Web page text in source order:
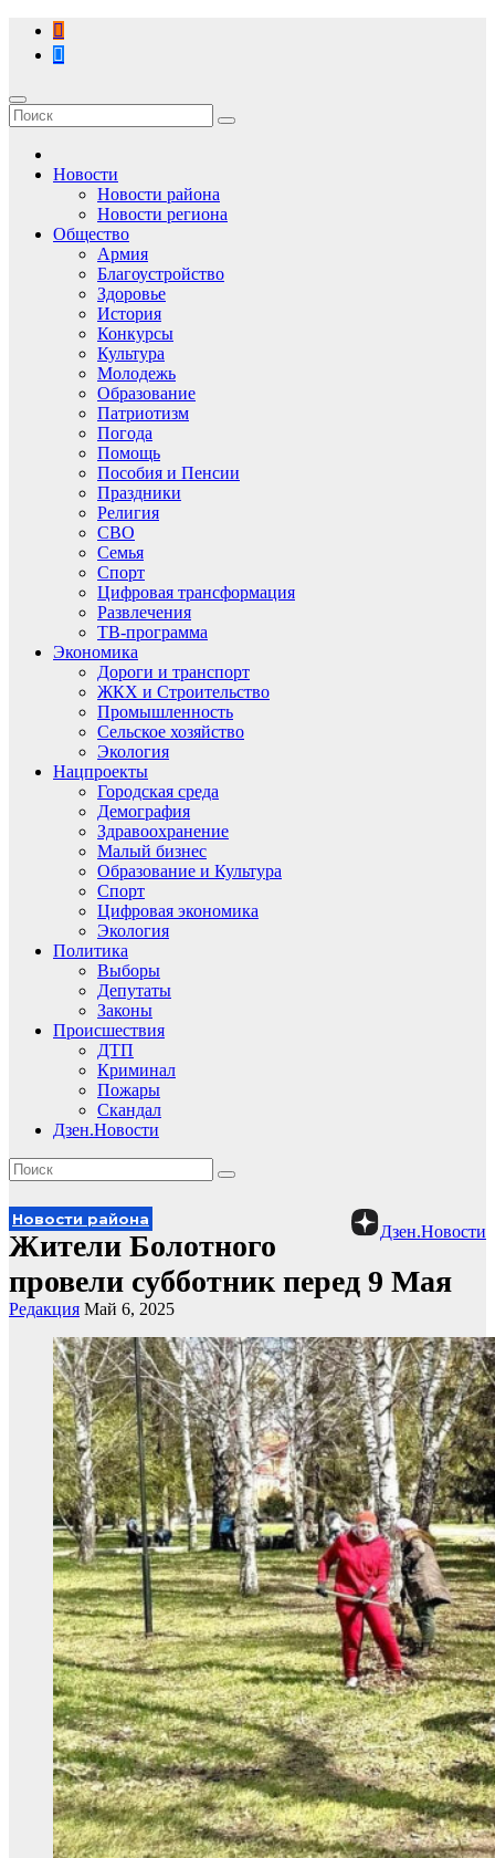
Перейти
содержимому
Новости
Новости района
Новости региона
Общество
Армия
Благоустройство
Здоровье
История
Конкурсы
Культура
Молодежь
Образование
Патриотизм
Погода
Помощь
Пособия и Пенсии
Праздники
Религия
СВО
Семья
Спорт
Цифровая трансформация
Развлечения
ТВ-программа
Экономика
Дороги и транспорт
ЖКХ и Строительство
Промышленность
Сельское хозяйство
Экология
Нацпроекты
Городская среда
Демография
Здравоохранение
Малый бизнес
Образование и Культура
Спорт
Цифровая экономика
Экология
Политика
Выборы
Депутаты
Законы
Происшествия
ДТП
Криминал
Пожары
Скандал
Дзен.Новости
Дзен.Новости
Новости района
Жители Болотного
провели субботник перед 9 Мая
Редакция Май 6, 2025